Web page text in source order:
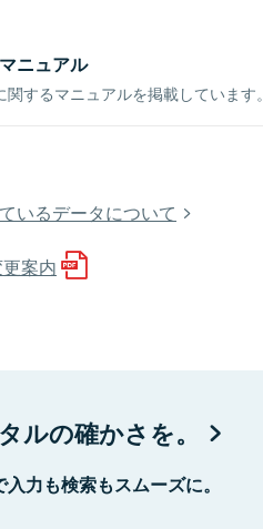
ニュアル
するマニュアルを掲載しています。
いるデータについて
案内
ルの確かさを。
力も検索もスムーズに。